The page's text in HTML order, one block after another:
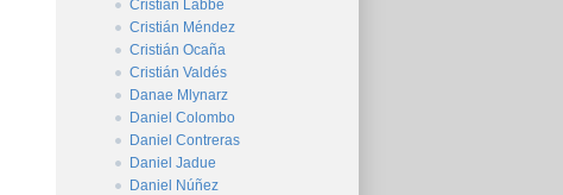
Cristián Labbé
Cristián Méndez
Cristián Ocaña
Cristián Valdés
Danae Mlynarz
Daniel Colombo
Daniel Contreras
Daniel Jadue
Daniel Núñez